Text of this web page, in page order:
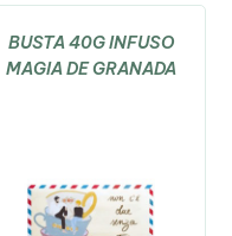
BUSTA 40G INFUSO
MAGIA DE GRANADA